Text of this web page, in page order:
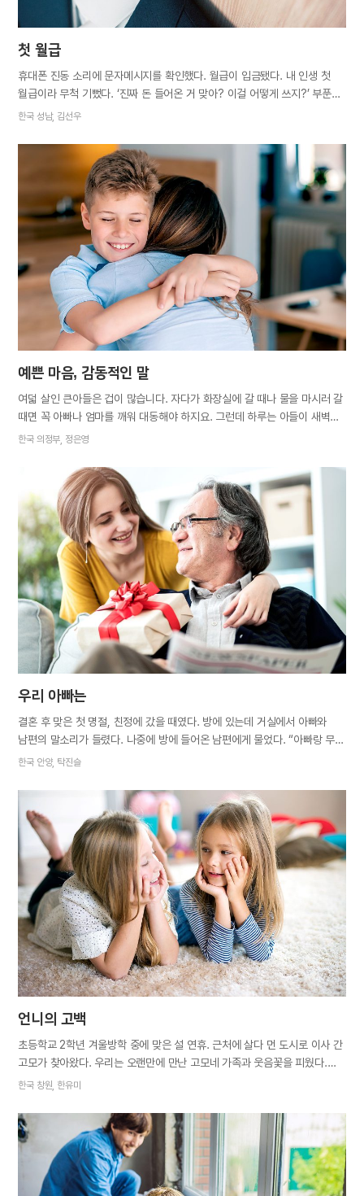
첫 월급
휴대폰 진동 소리에 문자메시지를 확인했다. 월급이 입금됐다. 내 인생 첫
월급이라 무척 기뻤다. ‘진짜 돈 들어온 거 맞아? 이걸 어떻게 쓰지?’ 부푼
가슴을 안고 은행으로 가면서 생각했다. ‘첫 월급이니 내가 쓰기보다는
드렸다. 어머니가 엄청 좋아하실 거라 생각했는데, 한동안 봉투를
바라보기만 하셨다. “미안하다. 해준 게 없어서 너무 미안해.” 예상과 전혀
다른 어머니의 반응에 당황했다. 왜 미안하다 하시는지도 이해되지 않았다.
“대견스럽다. 너도 이제 어른으로서 책임을 짊어지고 살아야 된다니, 마음이
짠하구나. 엄마는 아들 마음만으로도 너무 기뻐. 첫 월급은 너를 위해 쓰렴.”
어머니는 봉투를 돌려주셨다. 나는 억지로 봉투를 어머니 손에 쥐여드렸다.
며칠 후, 직장에서 일을 마치고 피곤한 몸을 이끌고 집으로 돌아왔다. 그런데
방에 웬 정장 한 벌이 걸려 있었다. 어머니가 나 입으라고 사 온 거라…
한국 성남, 김선우
예쁜 마음, 감동적인 말
여덟 살인 큰아들은 겁이 많습니다. 자다가 화장실에 갈 때나 물을 마시러 갈
때면 꼭 아빠나 엄마를 깨워 대동해야 하지요. 그런데 하루는 아들이 새벽에
일어나 혼자 화장실에 가는 소리가 났습니다. 웬일로 혼자 가나 싶어, 귀를
닫더군요. ‘어? 아들이 아닌가?’ 의아해 자리에서 일어나 거실로
나갔습니다. 화장실 문을 열고 나온 사람은 역시나 큰아들이었습니다.
“솔아. 왜 문을 닫았어? 안 무서웠어?” “물 내리는 소리에 가족들이 깰까 봐
닫았어.” 아들의 말에 감동이 밀려왔습니다. 방에 들어가 잠자리에 누워
아들을 안아주며, 다른 사람을 배려하는 마음에 엄마가 감동했다고
말해주었습니다. 어느 날은 저녁 식사 후 정리를 하는데, 작은아들이 평소와
다름없이 제가 일 끝내기만을 기다리고 있었습니다. 다섯 살인 둘째는 제가
집안일을 마치면 함께 잠자리에 들거든요. 그날은 많이 피곤했는지 “엄마,
그것만 하면 잘 거야?” 하고 몇 번이나 물었습니다.…
한국 의정부, 정은영
우리 아빠는
결혼 후 맞은 첫 명절, 친정에 갔을 때였다. 방에 있는데 거실에서 아빠와
남편의 말소리가 들렸다. 나중에 방에 들어온 남편에게 물었다. “아빠랑 무슨
이야기 했어요?” “이런저런 정치 이야기 했어요.” “아빠가 정치 이야기도
명절, 엄마와 내가 목욕탕에 가면서 아빠와 남편만 집에 남게 됐다. 아빠는
쉬는 날이면 방에서 TV를 보시거나 운동하러 나가시기 때문에 둘이 따로
시간을 보낼 거라 생각했다. 두어 시간 뒤에 집에 돌아가니 거실 테이블에
장기판이 놓여 있었다. 남편은 첫 판에서 한 번 이기고, 나머지 두 판은
참패했다며 아빠의 장기 두는 실력을 칭찬했다. 어릴 때부터 집에 장기판이
있었지만 그 주인이 아빠인 것도, 아빠가 장기를 잘 두시는 것도 나에겐
금시초문이었다. 남편은 아빠가 좀 무뚝뚝하지만 말씀하시면서 웃는 모습이
인자하고 멋있다고 했다. 가만 생각하니 아빠와…
한국 안양, 탁진슬
언니의 고백
초등학교 2학년 겨울방학 중에 맞은 설 연휴. 근처에 살다 먼 도시로 이사 간
고모가 찾아왔다. 우리는 오랜만에 만난 고모네 가족과 웃음꽃을 피웠다.
헤어질 때 고모는 못내 아쉬워하며 나랑 동생을 집에 데려가 여기저기
따라가고 싶었지만, 곧 개학인 데다 차멀미가 심해 부모님이 만류했다. 결국
고모는 일곱 살 동생만 데리고 갔다. 그날, 동생이 없어서 조금 허전하긴
했지만 같이 놀아주지 않아도 되니 좋았다. 그런데 하루, 이틀, 일주일, 한
달이 지나도 동생이 돌아오지 않았다. 급기야 계절까지 바뀌었다. 동생이
보고 싶었다. 하루는 동생 생각이 나 숙제도 하지 않고 괜히 이 방 저 방을
한국 창원, 한유미